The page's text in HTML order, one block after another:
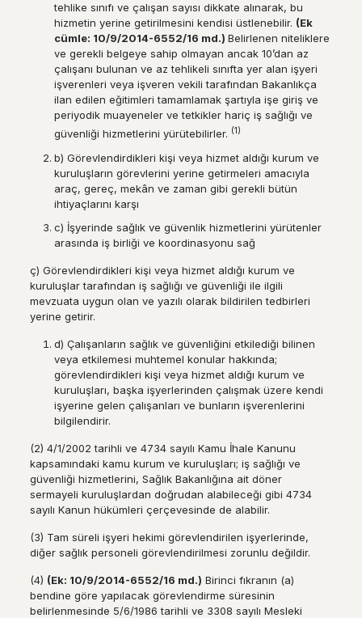
tehlike sınıfı ve çalışan sayısı dikkate alınarak, bu
hizmetin yerine getirilmesini kendisi üstlenebilir. (Ek
cümle: 10/9/2014-6552/16 md.) Belirlenen niteliklere
ve gerekli belgeye sahip olmayan ancak 10’dan az
çalışanı bulunan ve az tehlikeli sınıfta yer alan işyeri
işverenleri veya işveren vekili tarafından Bakanlıkça
ilan edilen eğitimleri tamamlamak şartıyla işe giriş ve
periyodik muayeneler ve tetkikler hariç iş sağlığı ve
güvenliği hizmetlerini yürütebilirler. (1)
b) Görevlendirdikleri kişi veya hizmet aldığı kurum ve
kuruluşların görevlerini yerine getirmeleri amacıyla
araç, gereç, mekân ve zaman gibi gerekli bütün
ihtiyaçlarını karşı
c) İşyerinde sağlık ve güvenlik hizmetlerini yürütenler
arasında iş birliği ve koordinasyonu sağ
ç) Görevlendirdikleri kişi veya hizmet aldığı kurum ve
kuruluşlar tarafından iş sağlığı ve güvenliği ile ilgili
mevzuata uygun olan ve yazılı olarak bildirilen tedbirleri
yerine getirir.
d) Çalışanların sağlık ve güvenliğini etkilediği bilinen
veya etkilemesi muhtemel konular hakkında;
görevlendirdikleri kişi veya hizmet aldığı kurum ve
kuruluşları, başka işyerlerinden çalışmak üzere kendi
işyerine gelen çalışanları ve bunların işverenlerini
bilgilendirir.
(2) 4/1/2002 tarihli ve 4734 sayılı Kamu İhale Kanunu
kapsamındaki kamu kurum ve kuruluşları; iş sağlığı ve
güvenliği hizmetlerini, Sağlık Bakanlığına ait döner
sermayeli kuruluşlardan doğrudan alabileceği gibi 4734
sayılı Kanun hükümleri çerçevesinde de alabilir.
(3) Tam süreli işyeri hekimi görevlendirilen işyerlerinde,
diğer sağlık personeli görevlendirilmesi zorunlu değildir.
(4) (Ek: 10/9/2014-6552/16 md.) Birinci fıkranın (a)
bendine göre yapılacak görevlendirme süresinin
belirlenmesinde 5/6/1986 tarihli ve 3308 sayılı Mesleki